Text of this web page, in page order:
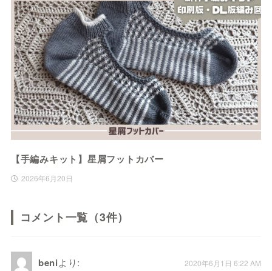
【手編みキット】星屑フットカバー
2026年6月20日
コメント一覧（3件）
beniより: 2020年6月1日 6:22 AM